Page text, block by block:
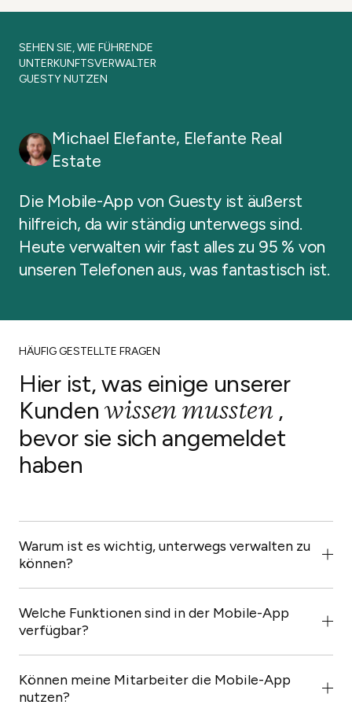
Jetzt ausprobieren
Jetzt ausprobieren
Jetzt ausprobieren
Jetzt ausprobieren
zukünftigen Reservierungen in einem
Auslastung und fördern Sie das
Wachstum mit der Transparenz, die Sie
SEHEN SIE, WIE FÜHRENDE
UNTERKUNFTSVERWALTER
GUESTY NUTZEN
Michael Elefante, Elefante Real
Estate
Die Mobile-App von Guesty ist äußerst
hilfreich, da wir ständig unterwegs sind.
Heute verwalten wir fast alles zu 95 % von
unseren Telefonen aus, was fantastisch ist.
HÄUFIG GESTELLTE FRAGEN
Hier ist, was einige unserer
Kunden wissen mussten ,
bevor sie sich angemeldet
haben
Warum ist es wichtig, unterwegs verwalten zu
können?
Als Gastgewerbebetrieb mit mehreren Gästen, die
gleichzeitig betreut werden müssen, profitieren Sie in
hohem Maße von einer Kurzzeit-
Unterkunftsverwaltungssoftware, die in Ihre
Handfläche passt und die Sie mitnehmen können, wenn
Sie Ihre verschiedenen Unterkünfte überprüfen, damit
Sie nichts verpassen, wenn es darum geht, sich um die
Welche Funktionen sind in der Mobile-App
verfügbar?
Sie können über die Mobile-App auf Ihre
Reservierungen, Ihren Kalender, die Verwaltung von
Inseraten, das Aufgabenmanagement, die
Können meine Mitarbeiter die Mobile-App
nutzen?